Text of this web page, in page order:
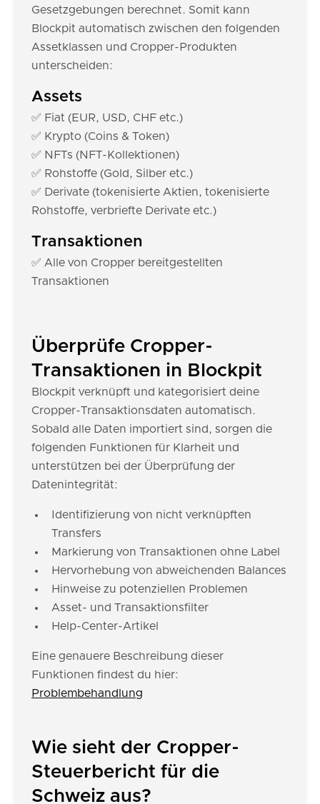
Gesetzgebungen berechnet. Somit kann
Blockpit automatisch zwischen den folgenden
Assetklassen und Cropper-Produkten
unterscheiden:
Assets
✅ Fiat (EUR, USD, CHF etc.)
✅ Krypto (Coins & Token)
✅ NFTs (NFT-Kollektionen)
✅ Rohstoffe (Gold, Silber etc.)
✅ Derivate (tokenisierte Aktien, tokenisierte
Rohstoffe, verbriefte Derivate etc.)
Transaktionen
✅ Alle von Cropper bereitgestellten
Transaktionen
Überprüfe Cropper-
Transaktionen in Blockpit
Blockpit verknüpft und kategorisiert deine
Cropper-Transaktionsdaten automatisch.
Sobald alle Daten importiert sind, sorgen die
folgenden Funktionen für Klarheit und
unterstützen bei der Überprüfung der
Datenintegrität:
Identifizierung von nicht verknüpften
Transfers
Markierung von Transaktionen ohne Label
Hervorhebung von abweichenden Balances
Hinweise zu potenziellen Problemen
Asset- und Transaktionsfilter
Help-Center-Artikel
Eine genauere Beschreibung dieser
Funktionen findest du hier:
Problembehandlung
Wie sieht der Cropper-
Steuerbericht für die
Schweiz aus?